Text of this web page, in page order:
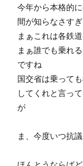
今年から本格的
間が知らなさす
まぁこれは各鉄
まぁ誰でも乗れ
ですね
国交省は乗って
してくれと言っ
が
ま、今度いつ抗